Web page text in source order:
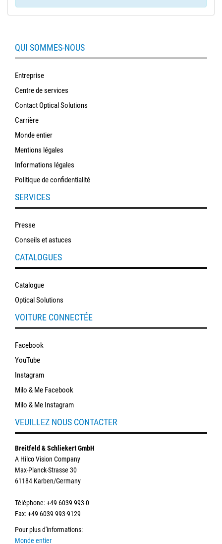
I
NEED
Instruments
d'optique
Technologie
de
polissage
QUI SOMMES-NOUS
Entreprise
Centre de services
Contact Optical Solutions
Carrière
Monde entier
Mentions légales
Informations légales
Politique de confidentialité
SERVICES
Presse
Conseils et astuces
CATALOGUES
Catalogue
Optical Solutions
VOITURE CONNECTÉE
Facebook
YouTube
Instagram
Milo & Me Facebook
Milo & Me Instagram
VEUILLEZ NOUS CONTACTER
Breitfeld & Schliekert GmbH
A Hilco Vision Company
Max-Planck-Strasse 30
61184 Karben/Germany
Téléphone: +49 6039 993-0
Fax: +49 6039 993-9129
Pour plus d'informations:
Monde entier